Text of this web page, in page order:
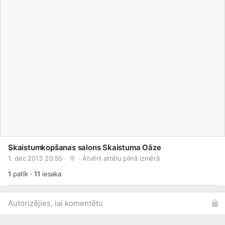
Skaistumkopšanas salons Skaistuma Oāze
1. dec 2013 20:55 · · Atvērt attēlu pilnā izmērā
1 patīk ·11 iesaka
Autorizējies, lai komentētu